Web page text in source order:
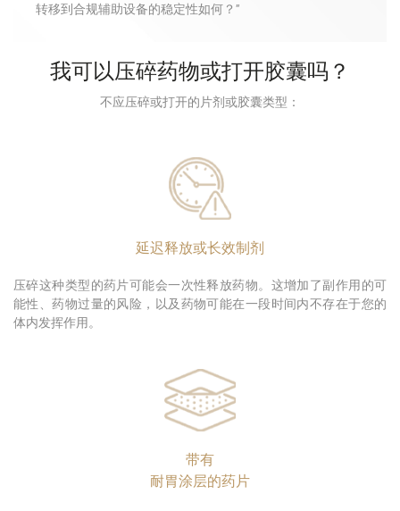
转移到合规辅助设备的稳定性如何？”
我可以压碎药物或打开胶囊吗？
不应压碎或打开的片剂或胶囊类型：
延迟释放或长效制剂
压碎这种类型的药片可能会一次性释放药物。这增加了副作用的可
能性、药物过量的风险，以及药物可能在一段时间内不存在于您的
体内发挥作用。
带有
耐胃涂层的药片